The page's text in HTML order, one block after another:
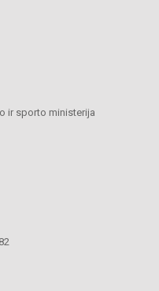
ir sporto ministerija